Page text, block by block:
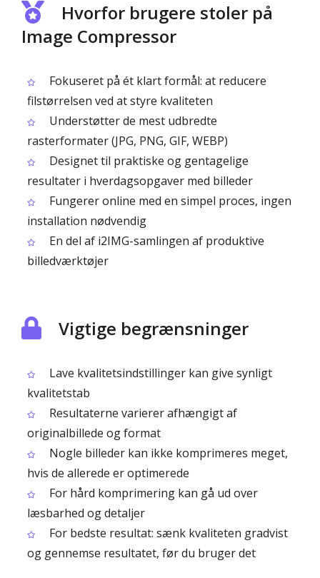
Hvorfor brugere stoler på
Image Compressor
Fokuseret på ét klart formål: at reducere
filstørrelsen ved at styre kvaliteten
Understøtter de mest udbredte
rasterformater (JPG, PNG, GIF, WEBP)
Designet til praktiske og gentagelige
resultater i hverdagsopgaver med billeder
Fungerer online med en simpel proces, ingen
installation nødvendig
En del af i2IMG-samlingen af produktive
billedværktøjer
Vigtige begrænsninger
Lave kvalitetsindstillinger kan give synligt
kvalitetstab
Resultaterne varierer afhængigt af
originalbillede og format
Nogle billeder kan ikke komprimeres meget,
hvis de allerede er optimerede
For hård komprimering kan gå ud over
læsbarhed og detaljer
For bedste resultat: sænk kvaliteten gradvist
og gennemse resultatet, før du bruger det